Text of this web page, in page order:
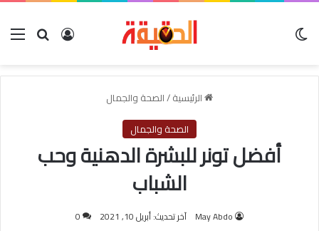
بحث عنتسجيل
الرئيسية/الصحة والجمال
الصحة والجمال
أفضل تونر للبشرة الدهنية وحب
الشباب
May Abdo آخر تحديث: أبريل 10, 2021 0